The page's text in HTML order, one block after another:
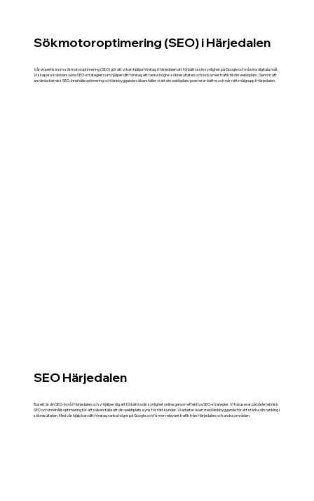
Vår expertis inom sökmotoroptimering (SEO) gör att vi kan hjälpa företag i Härjedalen att förbättra sin synlighet på Google och nå sina digitala mål.
Vi skapar skräddarsydda SEO-strategier som hjälper ditt företag att ranka högre i sökresultaten och locka mer trafik till din webbplats. Genom att
använda teknisk SEO, innehållsoptimering och länkbyggande säkerställer vi att din webbplats presterar bättre och når rätt målgrupp i Härjedalen.
Sökmotoroptimering (SEO) i Härjedalen
SEO Härjedalen
Rosett är din SEO-byrå i Härjedalen och vi hjälper dig att förbättra din synlighet online genom effektiva SEO-strategier. Vi fokuserar på både teknisk
SEO och innehållsoptimering för att säkerställa att din webbplats syns för rätt kunder. Vi arbetar även med länkbyggande för att stärka din ranking i
sökresultaten. Med vår hjälp kan ditt företag ranka högre på Google och få mer relevant trafik från Härjedalen och andra områden.